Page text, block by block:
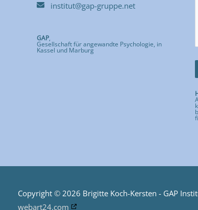
institut@gap-gruppe.net
GAP,
Gesellschaft für angewandte Psychologie, in
Kassel und Marburg
Copyright © 2026 Brigitte Koch-Kersten - GAP
webart24.com